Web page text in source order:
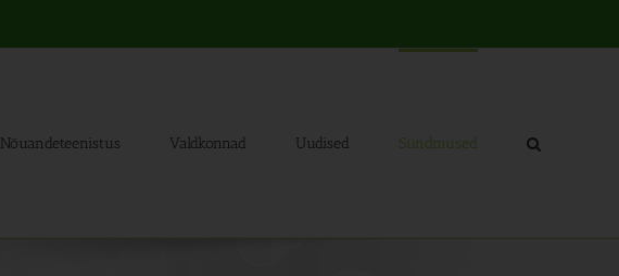
Nõuandeteenistus Valdkonnad Uudised Sündmused